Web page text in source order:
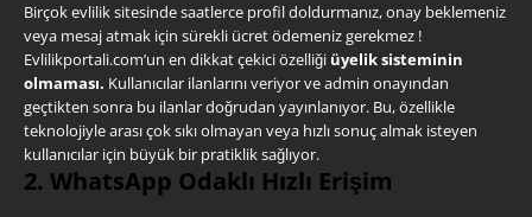
Birçok evlilik sitesinde saatlerce profil doldurmanız, onay beklemeniz
veya mesaj atmak için sürekli ücret ödemeniz gerekmez !
Evlilikportali.com’un en dikkat çekici özelliği üyelik sisteminin
olmaması. Kullanıcılar ilanlarını veriyor ve admin onayından
geçtikten sonra bu ilanlar doğrudan yayınlanıyor. Bu, özellikle
teknolojiyle arası çok sıkı olmayan veya hızlı sonuç almak isteyen
kullanıcılar için büyük bir pratiklik sağlıyor.
2. WhatsApp Odaklı Hızlı Erişim